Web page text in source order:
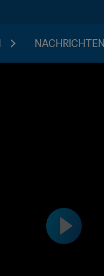
NACHRICHTEN